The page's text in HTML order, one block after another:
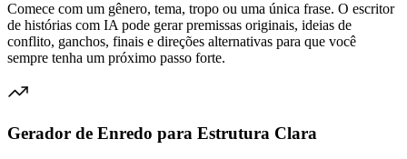
Comece com um gênero, tema, tropo ou uma única frase. O escritor
de histórias com IA pode gerar premissas originais, ideias de
conflito, ganchos, finais e direções alternativas para que você
sempre tenha um próximo passo forte.
Gerador de Enredo para Estrutura Clara